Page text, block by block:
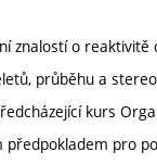
znalostí o reaktivitě
průběhu a
kurs
předpokladem pro